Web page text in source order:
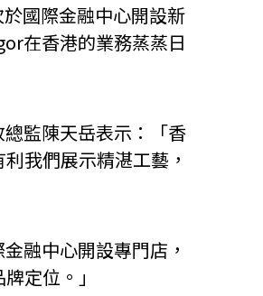
國際金融中心開設新
在香港的業務蒸蒸日
監陳天岳表示：「香
我們展示精湛工藝，
融中心開設專門店，
定位。」